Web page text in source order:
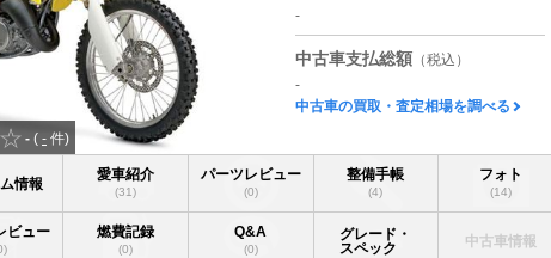
- ( - 件)
-
中古車支払総額 （税込）
-
中古車の買取・査定相場を調べる
情報
愛車紹介
(31)
パーツレビュー
(0)
整備手帳
(4)
フォト
(14)
ビュー 燃費記録
(0)
Q&A
(0)
グレード・
スペック
中古車情報